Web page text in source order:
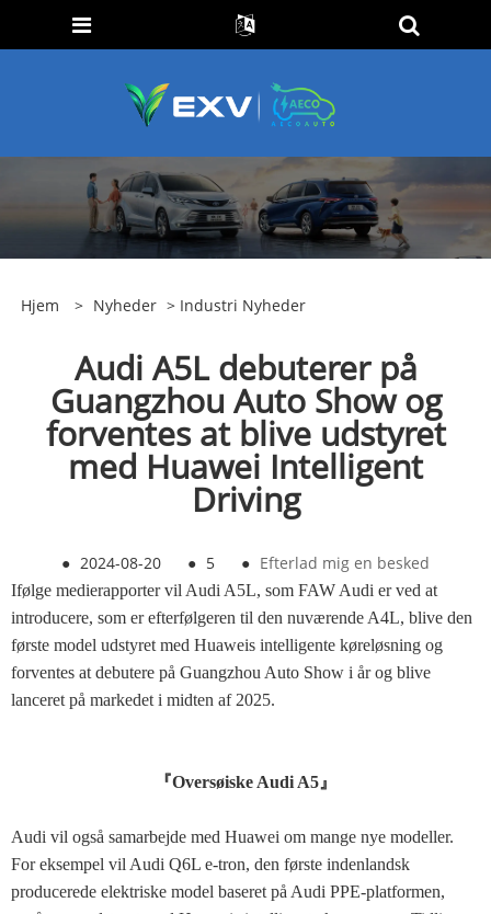
Hjem > Nyheder > Industri Nyheder
Audi A5L debuterer på
Guangzhou Auto Show og
forventes at blive udstyret
med Huawei Intelligent
Driving
● 2024-08-20 ● 5 ● Efterlad mig en besked
Ifølge medierapporter vil Audi A5L, som FAW Audi er ved at
introducere, som er efterfølgeren til den nuværende A4L, blive den
første model udstyret med Huaweis intelligente køreløsning og
forventes at debutere på Guangzhou Auto Show i år og blive
lanceret på markedet i midten af ​​2025.
『Oversøiske Audi A5』
Audi vil også samarbejde med Huawei om mange nye modeller.
For eksempel vil Audi Q6L e-tron, den første indenlandsk
producerede elektriske model baseret på Audi PPE-platformen,